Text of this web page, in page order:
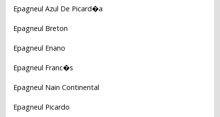
Epagneul Azul De Picard�a
Epagneul Breton
Epagneul Enano
Epagneul Franc�s
Epagneul Nain Continental
Epagneul Picardo